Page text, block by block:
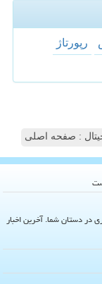
رپورتاژ
: صفحه اصلی
در دستان شما. آخرین اخبار